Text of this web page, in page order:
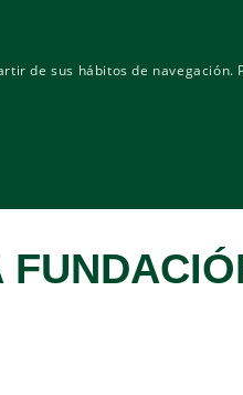
de sus hábitos de navegación.